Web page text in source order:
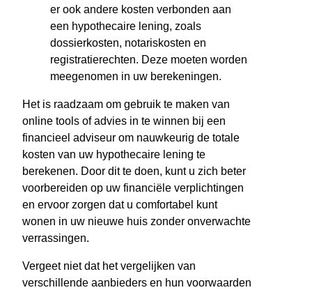
er ook andere kosten verbonden aan
een hypothecaire lening, zoals
dossierkosten, notariskosten en
registratierechten. Deze moeten worden
meegenomen in uw berekeningen.
Het is raadzaam om gebruik te maken van
online tools of advies in te winnen bij een
financieel adviseur om nauwkeurig de totale
kosten van uw hypothecaire lening te
berekenen. Door dit te doen, kunt u zich beter
voorbereiden op uw financiële verplichtingen
en ervoor zorgen dat u comfortabel kunt
wonen in uw nieuwe huis zonder onverwachte
verrassingen.
Vergeet niet dat het vergelijken van
verschillende aanbieders en hun voorwaarden